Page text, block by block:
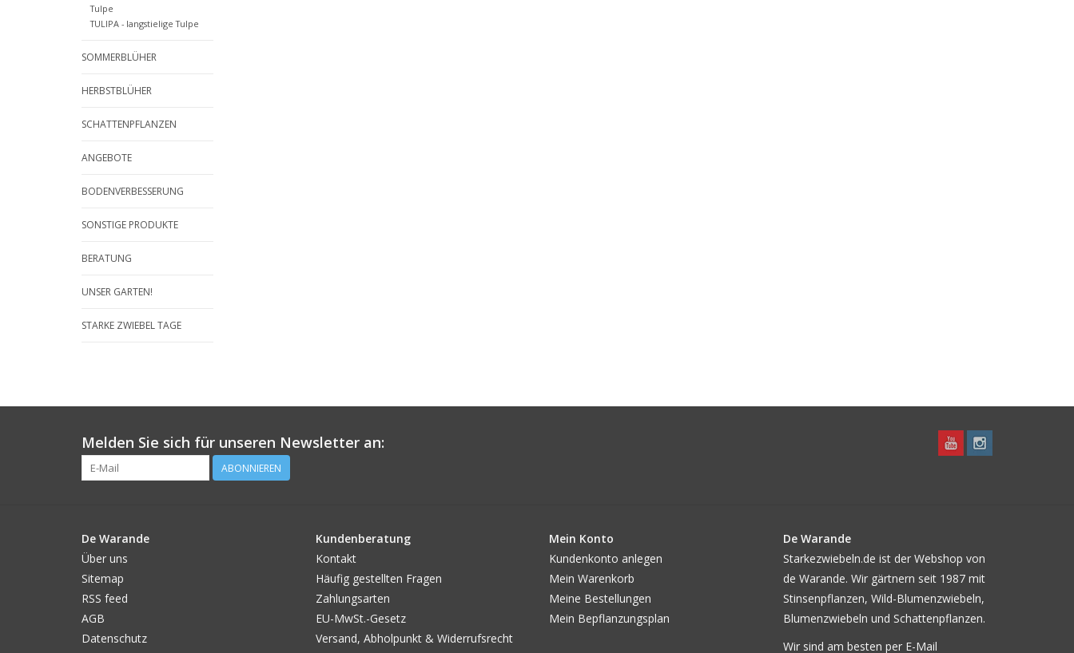
Tulpe
TULIPA - langstielige Tulpe
SOMMERBLÜHER
HERBSTBLÜHER
SCHATTENPFLANZEN
ANGEBOTE
BODENVERBESSERUNG
SONSTIGE PRODUKTE
BERATUNG
UNSER GARTEN!
STARKE ZWIEBEL TAGE
Melden Sie sich für unseren Newsletter an:
ABONNIEREN
De Warande
Über uns
Sitemap
RSS feed
AGB
Datenschutz
Kundenberatung
Kontakt
Häufig gestellten Fragen
Zahlungsarten
EU-MwSt.-Gesetz
Versand, Abholpunkt & Widerrufsrecht
Mein Konto
Kundenkonto anlegen
Mein Warenkorb
Meine Bestellungen
Mein Bepflanzungsplan
De Warande
Starkezwiebeln.de ist der Webshop von
de Warande. Wir gärtnern seit 1987 mit
Stinsenpflanzen, Wild-Blumenzwiebeln,
Blumenzwiebeln und Schattenpflanzen.
Wir sind am besten per E-Mail